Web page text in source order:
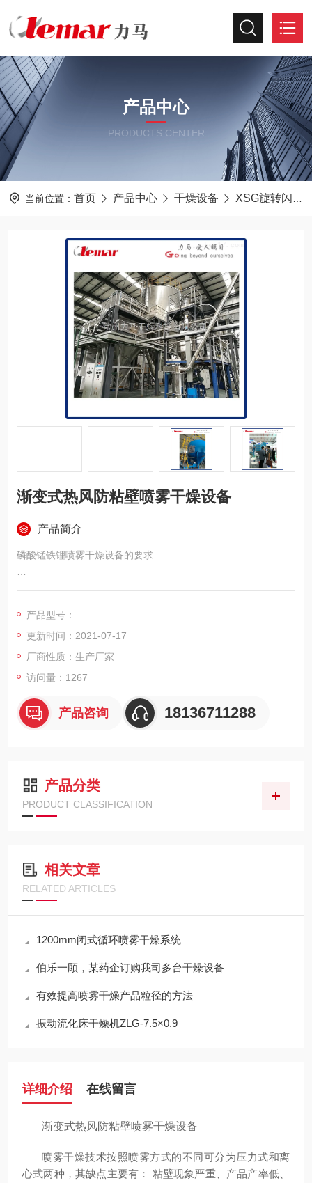
产品中心
PRODUCTS CENTER
当前位置： 首页 产品中心 干燥设备 XSG旋转闪蒸干燥机
渐变式热风防粘壁喷雾干燥设备
产品简介
磷酸锰铁锂喷雾干燥设备的要求
一、 设备要求：
1、 可与上下工序进行连接做到自动关联控制；
2、 可集中控制也可现场单独控制，运行稳定，人工少自动化程
度高、节能、环保、高效；
产品型号：
更新时间：2021-07-17
厂商性质：生产厂家
访问量：1267
产品咨询 18136711288
产品分类
PRODUCT CLASSIFICATION
相关文章
RELATED ARTICLES
1200mm闭式循环喷雾干燥系统
伯乐一顾，某药企订购我司多台干燥设备
有效提高喷雾干燥产品粒径的方法
振动流化床干燥机ZLG-7.5×0.9
详细介绍 在线留言
渐变式热风防粘壁喷雾干燥设备
喷雾干燥技术按照喷雾方式的不同可分为压力式和离
心式两种，其缺点主要有： 粘壁现象严重、产品产率低、